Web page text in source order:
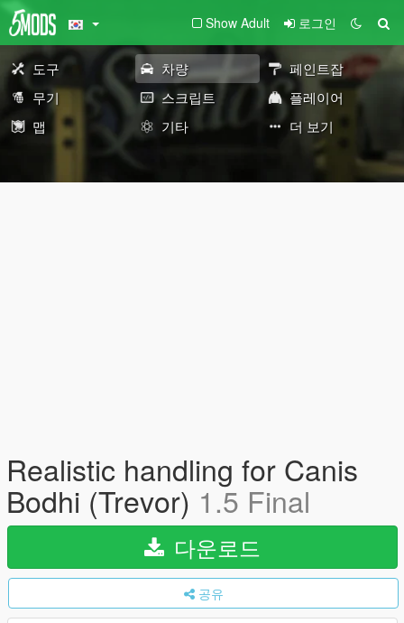
Show Adult 로그인
도구 차량
페인트잡
무기
스크립트
플레이어
맵
기타 더 보기
Realistic handling for Canis
Bodhi (Trevor) 1.5 Final
다운로드
공유